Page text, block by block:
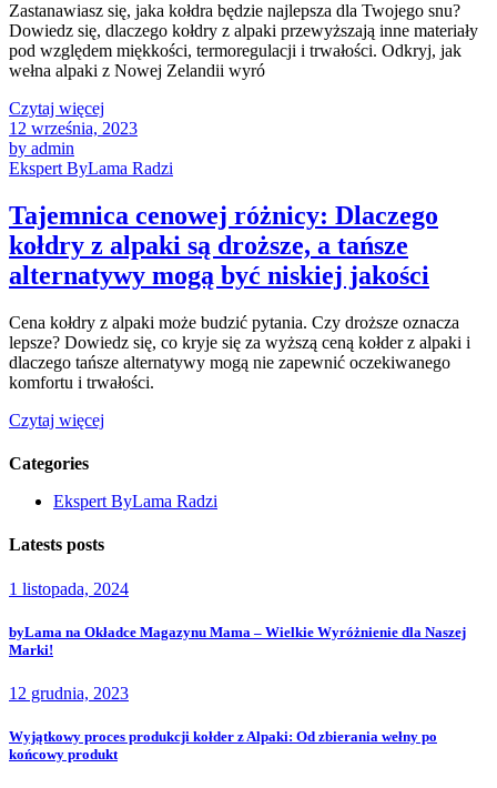
Zastanawiasz się, jaka kołdra będzie najlepsza dla Twojego snu?
Dowiedz się, dlaczego kołdry z alpaki przewyższają inne materiały
pod względem miękkości, termoregulacji i trwałości. Odkryj, jak
wełna alpaki z Nowej Zelandii wyró
Czytaj więcej
12 września, 2023
by admin
Ekspert ByLama Radzi
Tajemnica cenowej różnicy: Dlaczego
kołdry z alpaki są droższe, a tańsze
alternatywy mogą być niskiej jakości
Cena kołdry z alpaki może budzić pytania. Czy droższe oznacza
lepsze? Dowiedz się, co kryje się za wyższą ceną kołder z alpaki i
dlaczego tańsze alternatywy mogą nie zapewnić oczekiwanego
komfortu i trwałości.
Czytaj więcej
Categories
Ekspert ByLama Radzi
Latests posts
1 listopada, 2024
byLama na Okładce Magazynu Mama – Wielkie Wyróżnienie dla Naszej
Marki!
12 grudnia, 2023
Wyjątkowy proces produkcji kołder z Alpaki: Od zbierania wełny po
końcowy produkt